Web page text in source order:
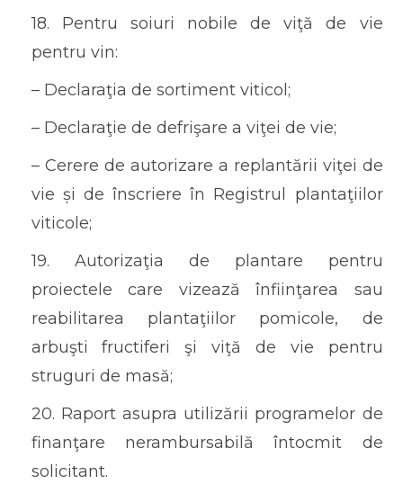
18. Pentru soiuri nobile de viţă de vie
pentru vin:
– Declaraţia de sortiment viticol;
– Declaraţie de defrişare a viţei de vie;
– Cerere de autorizare a replantării viţei de
vie și de înscriere în Registrul plantaţiilor
viticole;
19. Autorizaţia de plantare pentru
proiectele care vizează înfiinţarea sau
reabilitarea plantaţiilor pomicole, de
arbuşti fructiferi şi viţă de vie pentru
struguri de masă;
20. Raport asupra utilizării programelor de
finanţare nerambursabilă întocmit de
solicitant.